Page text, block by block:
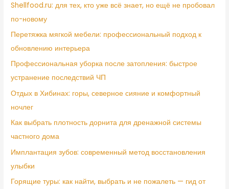
Shellfood.ru: для тех, кто уже всё знает, но ещё не пробовал
по-новому
Перетяжка мягкой мебели: профессиональный подход к
обновлению интерьера
Профессиональная уборка после затопления: быстрое
устранение последствий ЧП
Отдых в Хибинах: горы, северное сияние и комфортный
ночлег
Как выбрать плотность дорнита для дренажной системы
частного дома
Имплантация зубов: современный метод восстановления
улыбки
Горящие туры: как найти, выбрать и не пожалеть — гид от